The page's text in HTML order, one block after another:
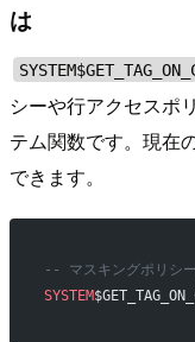
は
シーや行アクセスポ
テム関数です。現在
できます。
-- マスキングポリシ
SYSTEM